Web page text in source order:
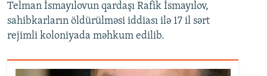
Telman İsmayılovun qardaşı Rafik İsmayılov,
sahibkarların öldürülməsi iddiası ilə 17 il sərt
rejimli koloniyada məhkum edilib.